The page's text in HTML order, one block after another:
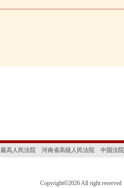
最高人民法院 河南省高级人民法院 中国法
Copyright©2026 All right